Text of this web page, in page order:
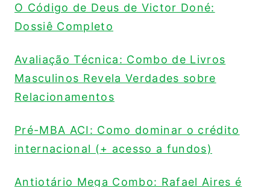
O Código de Deus de Victor Doné:
Dossiê Completo
Avaliação Técnica: Combo de Livros
Masculinos Revela Verdades sobre
Relacionamentos
Pré-MBA ACI: Como dominar o crédito
internacional (+ acesso a fundos)
Antiotário Mega Combo: Rafael Aires é